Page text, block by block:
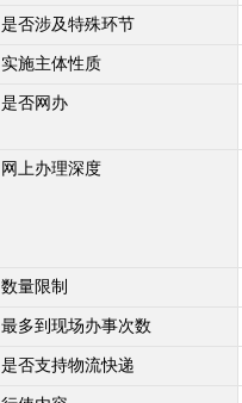
是否涉及特殊环节
实施主体性质
是否网办
网上办理深度
数量限制
最多到现场办事次数
是否支持物流快递